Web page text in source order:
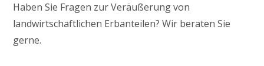
Haben Sie Fragen zur Veräußerung von
landwirtschaftlichen Erbanteilen? Wir beraten Sie
gerne.